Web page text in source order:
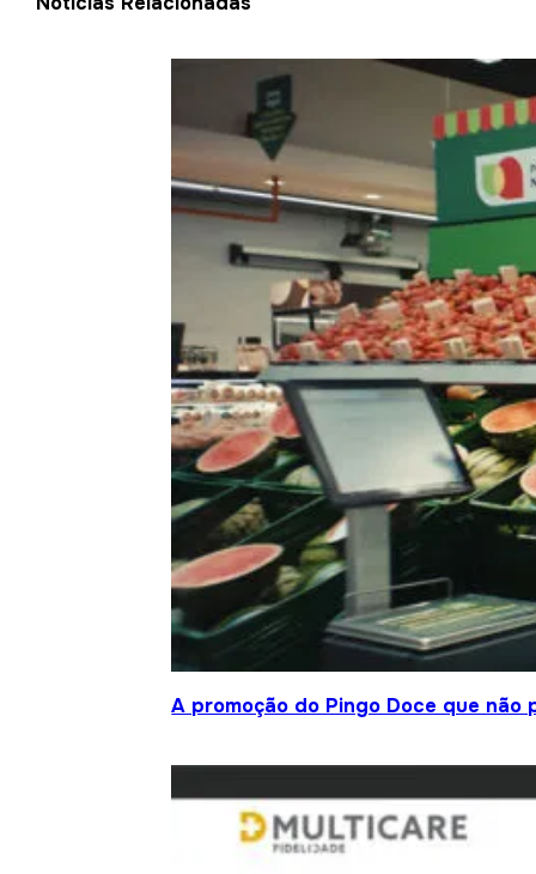
A promoção do Pingo Doce que